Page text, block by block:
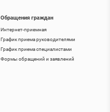
Обращения граждан
Интернет-приемная
График приема руководителями
График приема специалистами
Формы обращений и заявлений